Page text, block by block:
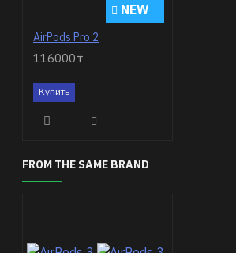
NEW
AirPods Pro 2
116000₸
Купить
FROM THE SAME BRAND